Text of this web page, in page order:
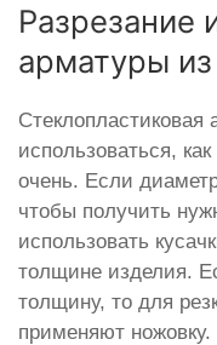
Разрезание
арматуры из
Стеклопластиковая
использоваться,
очень. Если
чтобы получить
использовать
толщине изделия.
толщину, то для
применяют ножовку.